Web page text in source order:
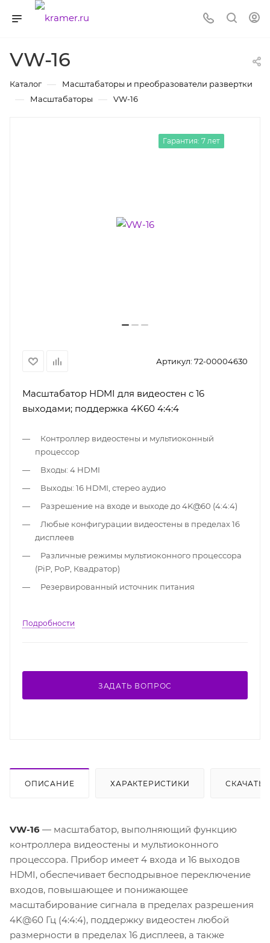
VW-16
Каталог — Масштабаторы и преобразователи развертки
— Масштабаторы — VW-16
Гарантия: 7 лет
Артикул: 72-00004630
Масштабатор HDMI для видеостен с 16
выходами; поддержка 4K60 4:4:4
Контроллер видеостены и мультиоконный
процессор
Входы: 4 HDMI
Выходы: 16 HDMI, стерео аудио
Разрешение на входе и выходе до 4K@60 (4:4:4)
Любые конфигурации видеостены в пределах 16
дисплеев
Различные режимы мультиоконного процессора
(PiP, PoP, Квадратор)
Резервированный источник питания
Подробности
ЗАДАТЬ ВОПРОС
ОПИСАНИЕ ХАРАКТЕРИСТИКИ СКАЧАТЬ
VW-16 — масштабатор, выполняющий функцию
контроллера видеостены и мультиоконного
процессора. Прибор имеет 4 входа и 16 выходов
HDMI, обеспечивает бесподрывное переключение
входов, повышающее и понижающее
масштабирование сигнала в пределах разрешения
4K@60 Гц (4:4:4), поддержку видеостен любой
размерности в пределах 16 дисплеев, а также